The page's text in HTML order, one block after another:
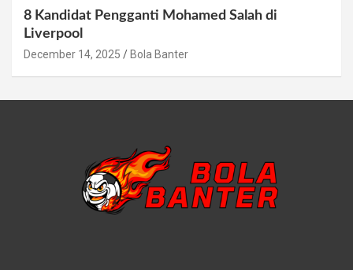
8 Kandidat Pengganti Mohamed Salah di
Liverpool
December 14, 2025 Bola Banter